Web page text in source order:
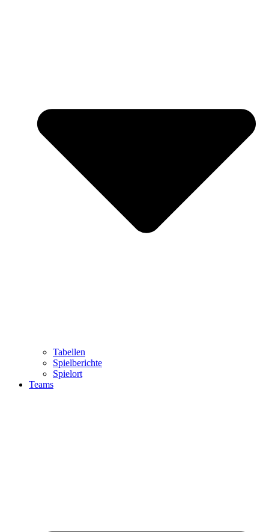
Tabellen
Spielberichte
Spielort
Teams